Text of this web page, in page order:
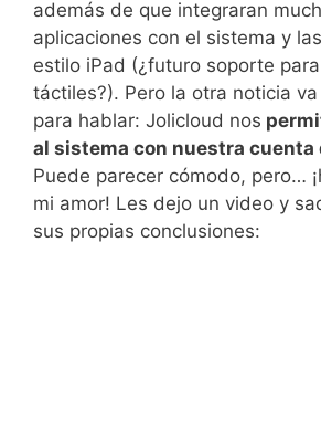
además de que integraran
aplicaciones con el sistema y
estilo iPad (¿futuro soporte
táctiles?). Pero la otra noticia
para hablar: Jolicloud nos
al sistema con nuestra cuenta
Puede parecer cómodo, pero…
mi amor! Les dejo un video y
sus propias conclusiones: